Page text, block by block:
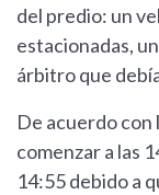
del predio: un
estacionadas,
árbitro que
De acuerdo
comenzar a las
14:55 debido a